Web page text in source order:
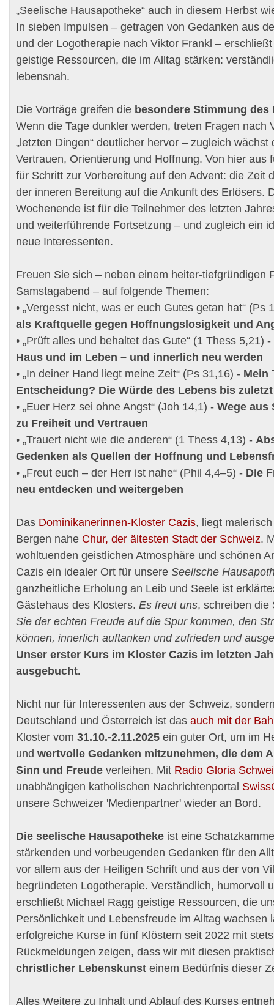
„Seelische Hausapotheke“ auch in diesem Herbst
In sieben Impulsen – getragen von Gedanken aus
und der Logotherapie nach Viktor Frankl –
geistige Ressourcen, die im Alltag stärken:
lebensnah.
Die Vorträge greifen die besondere Stimmung des
Wenn die Tage dunkler werden, treten Fragen nach
„letzten Dingen“ deutlicher hervor – zugleich
Vertrauen, Orientierung und Hoffnung. Von hier aus
für Schritt zur Vorbereitung auf den Advent: die Zeit
der inneren Bereitung auf die Ankunft des Erlösers.
Wochenende ist für die Teilnehmer des letzten
und weiterführende Fortsetzung – und zugleich ein
neue Interessenten.
Freuen Sie sich – neben einem heiter-tiefgründigen
Samstagabend – auf folgende Themen:
• „Vergesst nicht, was er euch Gutes getan hat“ (Ps
als Kraftquelle gegen Hoffnungslosigkeit und
• „Prüft alles und behaltet das Gute“ (1 Thess 5,21) -
Haus und im Leben – und innerlich neu werden
• „In deiner Hand liegt meine Zeit“ (Ps 31,16) - Mein
Entscheidung? Die Würde des Lebens bis zuletzt
• „Euer Herz sei ohne Angst“ (Joh 14,1) - Wege aus
zu Freiheit und Vertrauen
• „Trauert nicht wie die anderen“ (1 Thess 4,13) -
Gedenken als Quellen der Hoffnung und
• „Freut euch – der Herr ist nahe“ (Phil 4,4–5) - Die
neu entdecken und weitergeben
Das Dominikanerinnen-Kloster Cazis, liegt
Bergen nahe Chur, der ältesten Stadt der Schweiz.
wohltuenden geistlichen Atmosphäre und schönen
Cazis ein idealer Ort für unsere Seelische
ganzheitliche Erholung an Leib und Seele ist
Gästehaus des Klosters. Es freut uns, schreiben
Sie der echten Freude auf die Spur kommen, den
können, innerlich auftanken und zufrieden und
Unser erster Kurs im Kloster Cazis im letzten
ausgebucht.
Nicht nur für Interessenten aus der Schweiz,
Deutschland und Österreich ist das auch mit der
Kloster vom 31.10.-2.11.2025 ein guter Ort, um im
und wertvolle Gedanken mitzunehmen, die dem
Sinn und Freude verleihen. Mit Radio Gloria
unabhängigen katholischen Nachrichtenportal
unsere Schweizer 'Medienpartner' wieder an Bord.
Die seelische Hausapotheke ist eine
stärkenden und vorbeugenden Gedanken für den
vor allem aus der Heiligen Schrift und aus der von
begründeten Logotherapie. Verständlich, humorvoll
erschließt Michael Ragg geistige Ressourcen, die
Persönlichkeit und Lebensfreude im Alltag wachsen
erfolgreiche Kurse in fünf Klöstern seit 2022 mit
Rückmeldungen zeigen, dass wir mit diesen
christlicher Lebenskunst einem Bedürfnis dieser
Alles Weitere zu Inhalt und Ablauf des Kurses